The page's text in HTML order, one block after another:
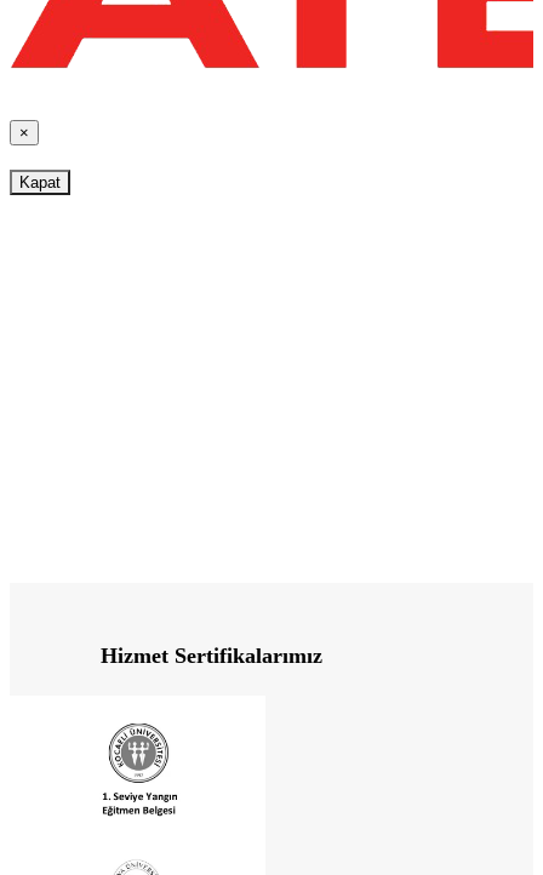
×
Kapat
Hizmet Sertifikalarımız